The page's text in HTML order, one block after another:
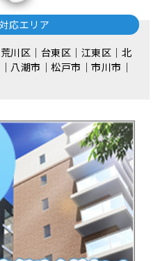
応エリア
川区｜台東区｜江東区｜北
八潮市｜松⼾市｜市川市｜